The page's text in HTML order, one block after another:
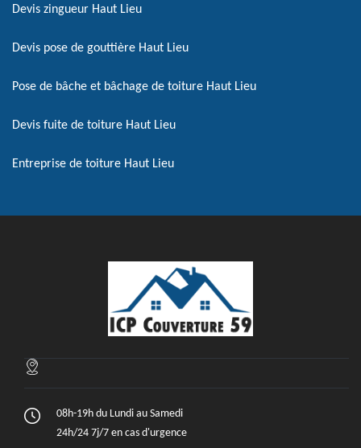
Devis zingueur Haut Lieu
Devis pose de gouttière Haut Lieu
Pose de bâche et bâchage de toiture Haut Lieu
Devis fuite de toiture Haut Lieu
Entreprise de toiture Haut Lieu
08h-19h du Lundi au Samedi
24h/24 7j/7 en cas d'urgence